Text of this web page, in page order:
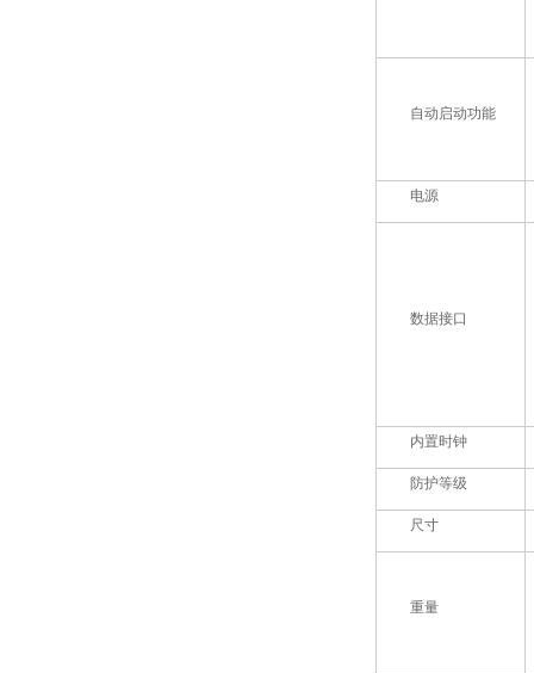
自动启动功能
电源
数据接口
内置时钟
防护等级
尺寸
重量